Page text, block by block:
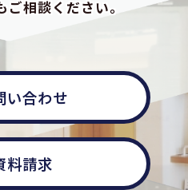
相談ください。
い合わせ
料請求